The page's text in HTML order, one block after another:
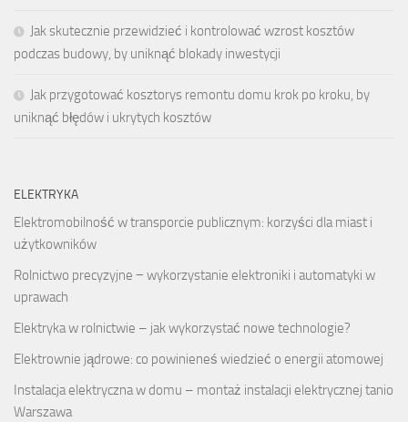
Jak skutecznie przewidzieć i kontrolować wzrost kosztów
podczas budowy, by uniknąć blokady inwestycji
Jak przygotować kosztorys remontu domu krok po kroku, by
uniknąć błędów i ukrytych kosztów
ELEKTRYKA
Elektromobilność w transporcie publicznym: korzyści dla miast i
użytkowników
Rolnictwo precyzyjne − wykorzystanie elektroniki i automatyki w
uprawach
Elektryka w rolnictwie – jak wykorzystać nowe technologie?
Elektrownie jądrowe: co powinieneś wiedzieć o energii atomowej
Instalacja elektryczna w domu – montaż instalacji elektrycznej tanio
Warszawa